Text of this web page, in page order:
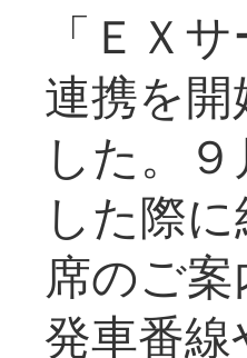
「ＥＸ
連携を
した。
した際
席のご
発車番